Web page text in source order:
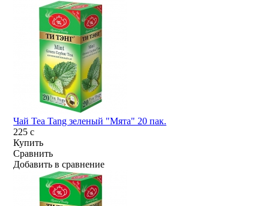
Чай Tea Tang зеленый "Мята" 20 пак.
225c
Купить
Сравнить
Добавить в сравнение